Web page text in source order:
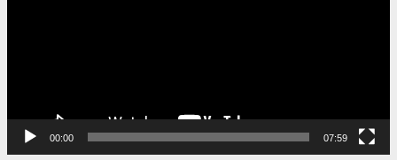
00:00 07:59